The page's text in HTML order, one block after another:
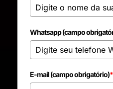
Whatsapp (campo
E-mail (campo obrigatório)*